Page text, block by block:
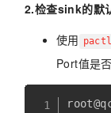
2.检查sink的默
使用
Port值是